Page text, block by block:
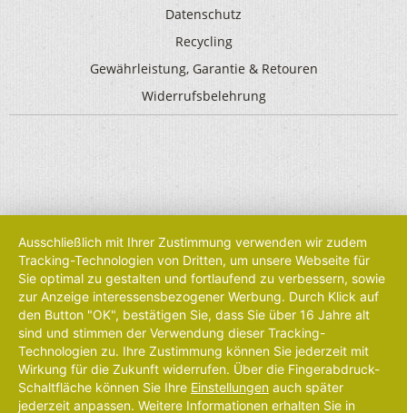
Datenschutz
Recycling
Gewährleistung, Garantie & Retouren
Widerrufsbelehrung
Ausschließlich mit Ihrer Zustimmung verwenden wir zudem
Tracking-Technologien von Dritten, um unsere Webseite für
Sie optimal zu gestalten und fortlaufend zu verbessern, sowie
zur Anzeige interessensbezogener Werbung. Durch Klick auf
den Button "OK", bestätigen Sie, dass Sie über 16 Jahre alt
sind und stimmen der Verwendung dieser Tracking-
Technologien zu. Ihre Zustimmung können Sie jederzeit mit
Wirkung für die Zukunft widerrufen. Über die Fingerabdruck-
Schaltfläche können Sie Ihre Einstellungen auch später
jederzeit anpassen. Weitere Informationen erhalten Sie in